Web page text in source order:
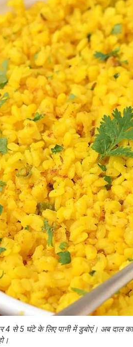
से 5 घंटे के लिए पानी में डुबोएं। अब दाल